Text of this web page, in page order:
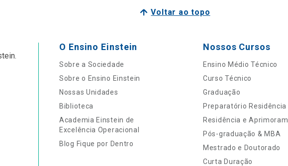
Voltar ao topo
O Ensino Einstein
Sobre a Sociedade
Sobre o Ensino Einstein
Nossas Unidades
Biblioteca
Academia Einstein de
Excelência Operacional
Blog Fique por Dentro
Nossos Cursos
Ensino Médio Técnico
Curso Técnico
Graduação
Preparatório Residência
Residência e
Pós-graduação & MBA
Mestrado e Doutorado
Curta Duração